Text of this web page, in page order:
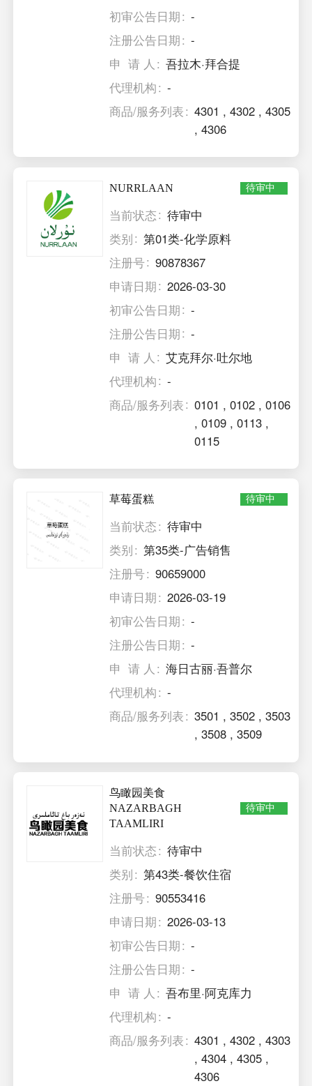
初审公告日期
-
注册公告日期
-
申 请 人
吾拉木·拜合提
代理机构
-
商品/服务列表
4301 ,4302 ,4305
,4306
NURRLAAN 待审中
当前状态
待审中
类别
第01类-化学原料
注册号
90878367
申请日期
2026-03-30
初审公告日期
-
注册公告日期
-
申 请 人
艾克拜尔·吐尔地
代理机构
-
商品/服务列表
0101 ,0102 ,0106
,0109 ,0113 ,
0115
草莓蛋糕 待审中
当前状态
待审中
类别
第35类-广告销售
注册号
90659000
申请日期
2026-03-19
初审公告日期
-
注册公告日期
-
申 请 人
海日古丽·吾普尔
代理机构
-
商品/服务列表
3501 ,3502 ,3503
,3508 ,3509
鸟瞰园美食
NAZARBAGH
TAAMLIRI
待审中
当前状态
待审中
类别
第43类-餐饮住宿
注册号
90553416
申请日期
2026-03-13
初审公告日期
-
注册公告日期
-
申 请 人
吾布里·阿克库力
代理机构
-
商品/服务列表
4301 ,4302 ,4303
,4304 ,4305 ,
4306